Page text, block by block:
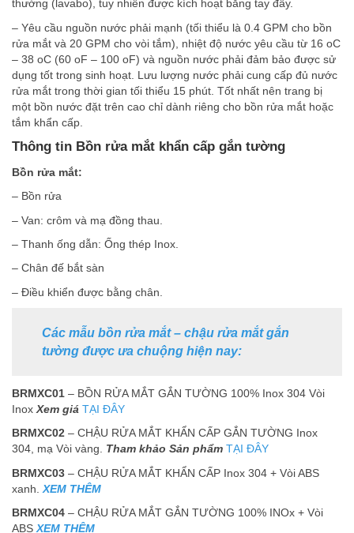
thường (lavabo), tuy nhiên được kích hoạt bằng tay đẩy.
– Yêu cầu nguồn nước phải mạnh (tối thiểu là 0.4 GPM cho bồn
rửa mắt và 20 GPM cho vòi tắm), nhiệt độ nước yêu cầu từ 16 oC
– 38 oC (60 oF – 100 oF) và nguồn nước phải đảm bảo được sử
dụng tốt trong sinh hoạt. Lưu lượng nước phải cung cấp đủ nước
rửa mắt trong thời gian tối thiểu 15 phút. Tốt nhất nên trang bị
một bồn nước đặt trên cao chỉ dành riêng cho bồn rửa mắt hoặc
tắm khẩn cấp.
Thông tin Bồn rửa mắt khẩn cấp gắn tường
Bồn rửa mắt:
– Bồn rửa
– Van: crôm và mạ đồng thau.
– Thanh ống dẫn: Ống thép Inox.
– Chân đế bắt sàn
– Điều khiển được bằng chân.
Các mẫu bồn rửa mắt – chậu rửa mắt gắn
tường được ưa chuộng hiện nay:
BRMXC01 – BỒN RỬA MẮT GẮN TƯỜNG 100% Inox 304 Vòi
Inox Xem giá TẠI ĐÂY
BRMXC02 – CHẬU RỬA MẮT KHẨN CẤP GẮN TƯỜNG Inox
304, mạ Vòi vàng. Tham khảo Sản phẩm TẠI ĐÂY
BRMXC03 – CHẬU RỬA MẮT KHẨN CẤP Inox 304 + Vòi ABS
xanh. XEM THÊM
BRMXC04 – CHẬU RỬA MẮT GẮN TƯỜNG 100% INOx + Vòi
ABS XEM THÊM